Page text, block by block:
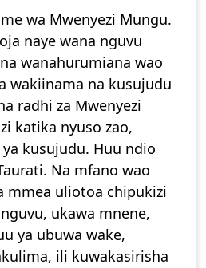
wa Mwenyezi Mungu.
naye wana nguvu
wanahurumiana wao
wakiinama na kusujudu
radhi za Mwenyezi
katika nyuso zao,
kusujudu. Huu ndio
Na mfano wao
mmea uliotoa chipukizi
ukawa mnene,
ya ubuwa wake,
ili kuwakasirisha